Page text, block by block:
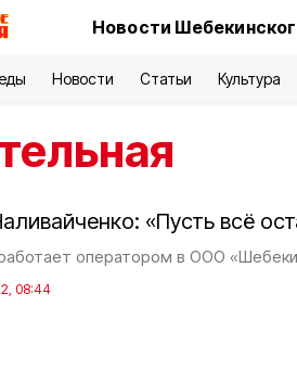
Новости
Новости Статьи Культура
«Пусть всё
оператором в ООО
08:44